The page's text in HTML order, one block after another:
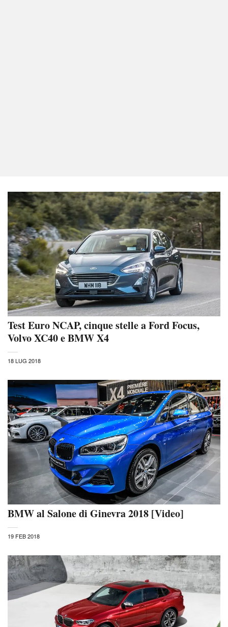
Test Euro NCAP, cinque stelle a Ford Focus,
Volvo XC40 e BMW X4
18 LUG 2018
BMW al Salone di Ginevra 2018 [Video]
19 FEB 2018